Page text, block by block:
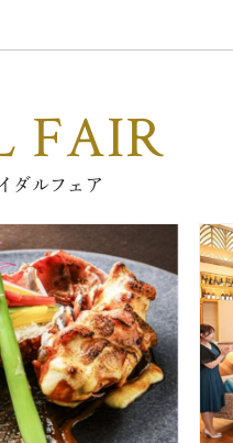
FAIR
ダルフェア